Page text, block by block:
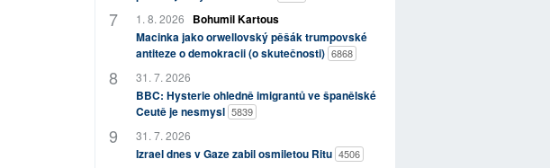
1. 8. 2026
Bohumil Kartous
Macinka jako orwellovský pěšák trumpovské
antiteze o demokracii (o skutečnosti) 6868
31. 7. 2026
BBC: Hysterie ohledně imigrantů ve španělské
Ceutě je nesmysl 5839
31. 7. 2026
Izrael dnes v Gaze zabil osmiletou Ritu 4506